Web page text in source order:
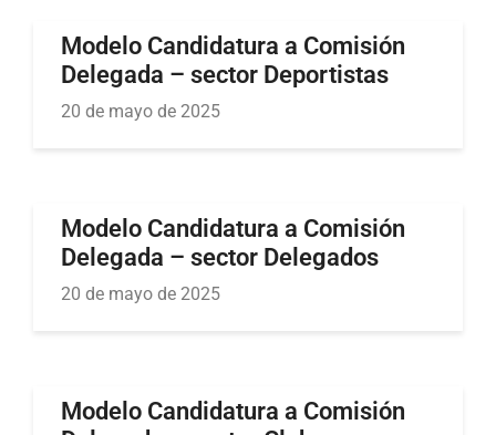
Modelo Candidatura a Comisión
Delegada – sector Deportistas
20 de mayo de 2025
Modelo Candidatura a Comisión
Delegada – sector Delegados
20 de mayo de 2025
Modelo Candidatura a Comisión